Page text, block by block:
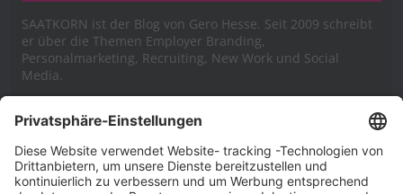
SAATKORN ist der Blog von Gero Hesse. Seit 2009 schreibt
er über die Themen Employer Branding,
Personalmarketing, Recruiting, New Work und Social
Media.
Impressum